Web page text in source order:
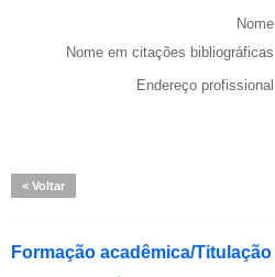
Nome
Nome em citações bibliográficas
Endereço profissional
Voltar
Formação acadêmica/Titulação